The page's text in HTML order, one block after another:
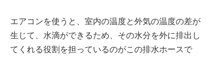
エアコンを使うと、室内の温度と外気の温度の差が
生じて、水滴ができるため、その水分を外に排出し
てくれる役割を担っているのがこの排水ホースで